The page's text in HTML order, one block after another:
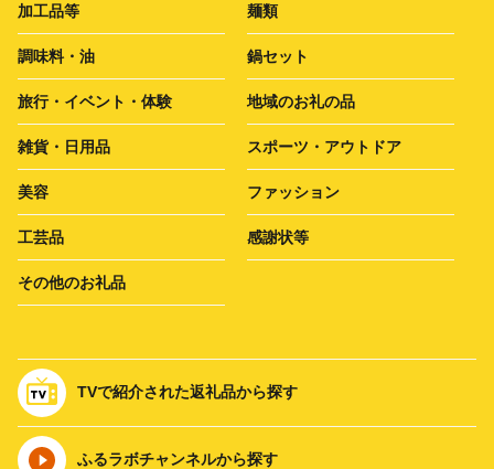
加工品等 麺類
調味料・油 鍋セット
旅行・イベント・体験 地域のお礼の品
雑貨・日用品 スポーツ・アウトドア
美容 ファッション
工芸品 感謝状等
その他のお礼品
TVで紹介された返礼品から探す
ふるラボチャンネルから探す